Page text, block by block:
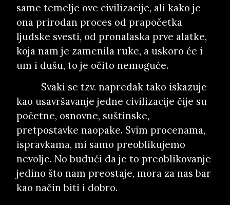
same temelje ove civilizacije, ali kako je
ona prirodan proces od prapočetka
ljudske svesti, od pronalaska prve alatke,
koja nam je zamenila ruke, a uskoro će i
um i dušu, to je očito nemoguće.
Svaki se tzv. napredak tako iskazuje
kao usavršavanje jedne civilizacije čije su
početne, osnovne, suštinske,
pretpostavke naopake. Svim procenama,
ispravkama, mi samo preoblikujemo
nevolje. No budući da je to preoblikovanje
jedino što nam preostaje, mora za nas bar
kao način biti i dobro.